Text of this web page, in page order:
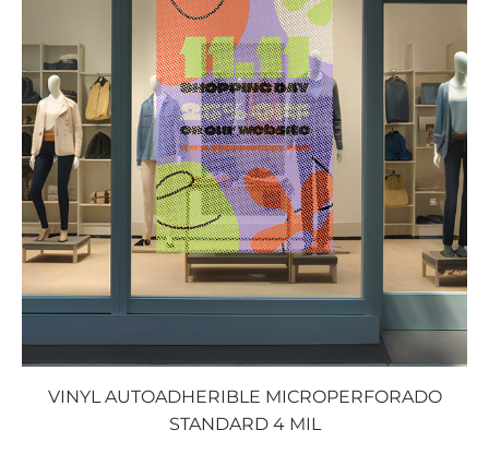
VINYL AUTOADHERIBLE MICROPERFORADO
STANDARD 4 MIL